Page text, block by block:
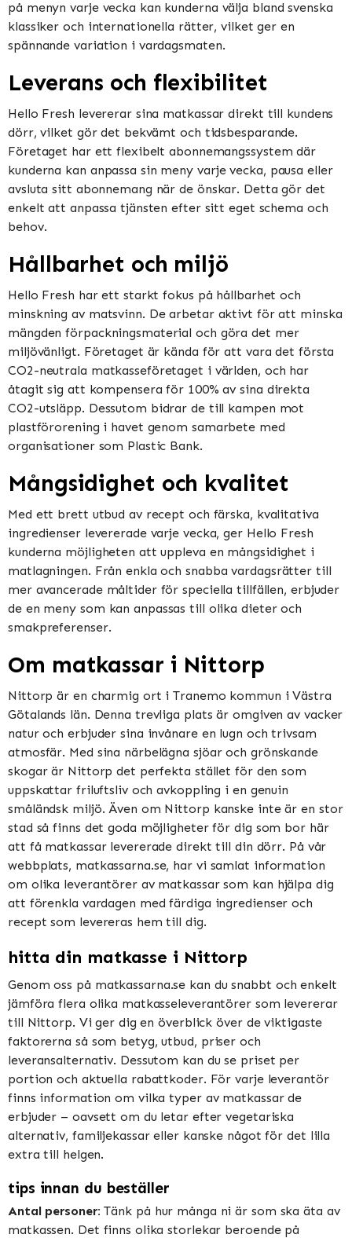
på menyn varje vecka kan kunderna välja bland svenska
klassiker och internationella rätter, vilket ger en
spännande variation i vardagsmaten.
Leverans och flexibilitet
Hello Fresh levererar sina matkassar direkt till kundens
dörr, vilket gör det bekvämt och tidsbesparande.
Företaget har ett flexibelt abonnemangssystem där
kunderna kan anpassa sin meny varje vecka, pausa eller
avsluta sitt abonnemang när de önskar. Detta gör det
enkelt att anpassa tjänsten efter sitt eget schema och
behov.
Hållbarhet och miljö
Hello Fresh har ett starkt fokus på hållbarhet och
minskning av matsvinn. De arbetar aktivt för att minska
mängden förpackningsmaterial och göra det mer
miljövänligt. Företaget är kända för att vara det första
CO2-neutrala matkasseföretaget i världen, och har
åtagit sig att kompensera för 100% av sina direkta
CO2-utsläpp. Dessutom bidrar de till kampen mot
plastförorening i havet genom samarbete med
organisationer som Plastic Bank.
Mångsidighet och kvalitet
Med ett brett utbud av recept och färska, kvalitativa
ingredienser levererade varje vecka, ger Hello Fresh
kunderna möjligheten att uppleva en mångsidighet i
matlagningen. Från enkla och snabba vardagsrätter till
mer avancerade måltider för speciella tillfällen, erbjuder
de en meny som kan anpassas till olika dieter och
smakpreferenser.
Om matkassar i Nittorp
Nittorp är en charmig ort i Tranemo kommun i Västra
Götalands län. Denna trevliga plats är omgiven av vacker
natur och erbjuder sina invånare en lugn och trivsam
atmosfär. Med sina närbelägna sjöar och grönskande
skogar är Nittorp det perfekta stället för den som
uppskattar friluftsliv och avkoppling i en genuin
småländsk miljö. Även om Nittorp kanske inte är en stor
stad så finns det goda möjligheter för dig som bor här
att få matkassar levererade direkt till din dörr. På vår
webbplats, matkassarna.se, har vi samlat information
om olika leverantörer av matkassar som kan hjälpa dig
att förenkla vardagen med färdiga ingredienser och
recept som levereras hem till dig.
hitta din matkasse i Nittorp
Genom oss på matkassarna.se kan du snabbt och enkelt
jämföra flera olika matkasseleverantörer som levererar
till Nittorp. Vi ger dig en överblick över de viktigaste
faktorerna så som betyg, utbud, priser och
leveransalternativ. Dessutom kan du se priset per
portion och aktuella rabattkoder. För varje leverantör
finns information om vilka typer av matkassar de
erbjuder – oavsett om du letar efter vegetariska
alternativ, familjekassar eller kanske något för det lilla
extra till helgen.
tips innan du beställer
Antal personer: Tänk på hur många ni är som ska äta av
matkassen. Det finns olika storlekar beroende på